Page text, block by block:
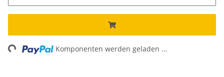
Komponenten werden geladen ...